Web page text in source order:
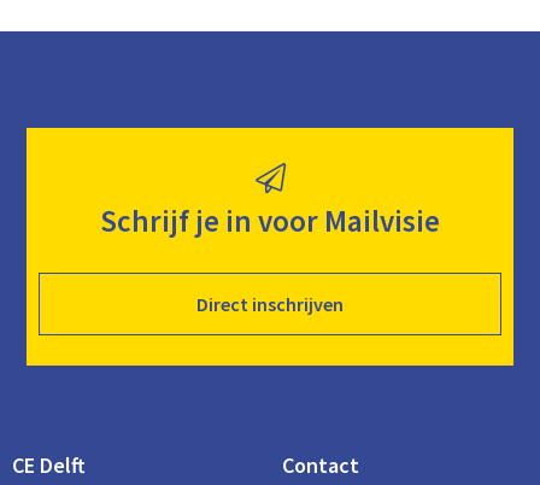
Schrijf je in voor Mailvisie
Direct inschrijven
CE Delft Contact